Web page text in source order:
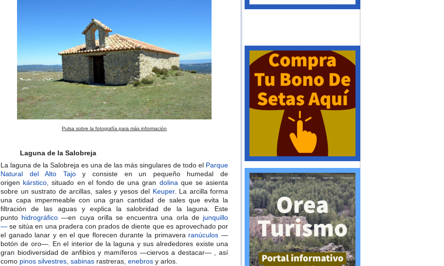
Pulsa sobre la fotografía para más información
Laguna de la Salobreja
La laguna de la Salobreja es una de las más singulares de todo el Parque
Natural del Alto Tajoy consiste en un pequeño humedal de
origen kárstico , situado en el fondo de una gran dolina que se asienta
sobre un sustrato de arcillas, sales y yesos del Keuper. La arcilla forma
una capa impermeable con una gran cantidad de sales que evita la
filtración de las aguas y explica la salobridad de la laguna. Este
punto hidrográfico —en cuya orilla se encuentra una orla de junquillo
— se sitúa en una pradera con prados de diente que es aprovechado por
el ganado lanar y en el que florecen durante la primavera ranúculos —
botón de oro—. En el interior de la laguna y sus alrededores existe una
gran biodiversidad de anfibios y mamíferos —ciervos a destacar— , así
como pinos silvestres sabinas rastreras, enebros y arlos.